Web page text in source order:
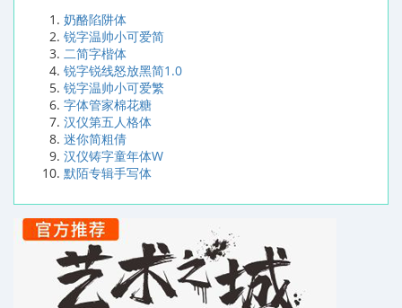
奶酪陷阱体
锐字温帅小可爱简
二简字楷体
锐字锐线怒放黑简1.0
锐字温帅小可爱繁
字体管家棉花糖
汉仪第五人格体
迷你简粗倩
汉仪铸字童年体W
默陌专辑手写体